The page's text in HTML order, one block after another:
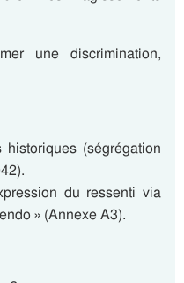
une discrimination,
(ségrégation
du ressenti via
» (Annexe A3).